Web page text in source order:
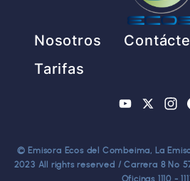
Pie de página
Nosotros
Tarifas
YouTube
X
© Emisora Ecos del Combeima, La
2023 All rights reserved / Carrera 8 No
Oficinas 1110 -